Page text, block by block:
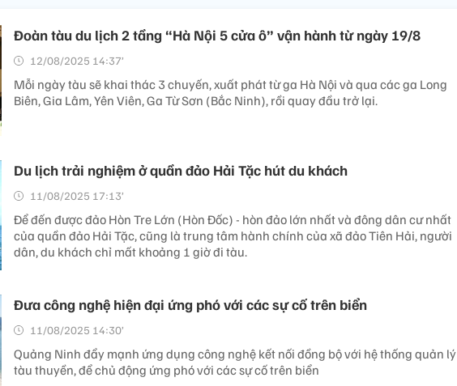
Đoàn tàu du lịch 2 tầng “Hà Nội 5 cửa ô” vận hành từ ngày 19/8
12/08/2025 14:37’
Mỗi ngày tàu sẽ khai thác 3 chuyến, xuất phát từ ga Hà Nội và qua các ga Long
Biên, Gia Lâm, Yên Viên, Ga Từ Sơn (Bắc Ninh), rồi quay đầu trở lại.
Du lịch trải nghiệm ở quần đảo Hải Tặc hút du khách​
11/08/2025 17:13’
Để đến được đảo Hòn Tre Lớn (Hòn Đốc) - hòn đảo lớn nhất và đông dân cư nhất
của quần đảo Hải Tặc, cũng là trung tâm hành chính của xã đảo Tiên Hải, người
dân, du khách chỉ mất khoảng 1 giờ đi tàu.
Đưa công nghệ hiện đại ứng phó với các sự cố trên biển
11/08/2025 14:30’
Quảng Ninh đẩy mạnh ứng dụng công nghệ kết nối đồng bộ với hệ thống quản lý
tàu thuyền, để chủ động ứng phó với các sự cố trên biển